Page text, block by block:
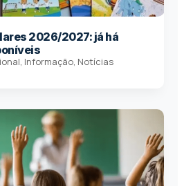
2026/2027: já há
, Informação, Notícias